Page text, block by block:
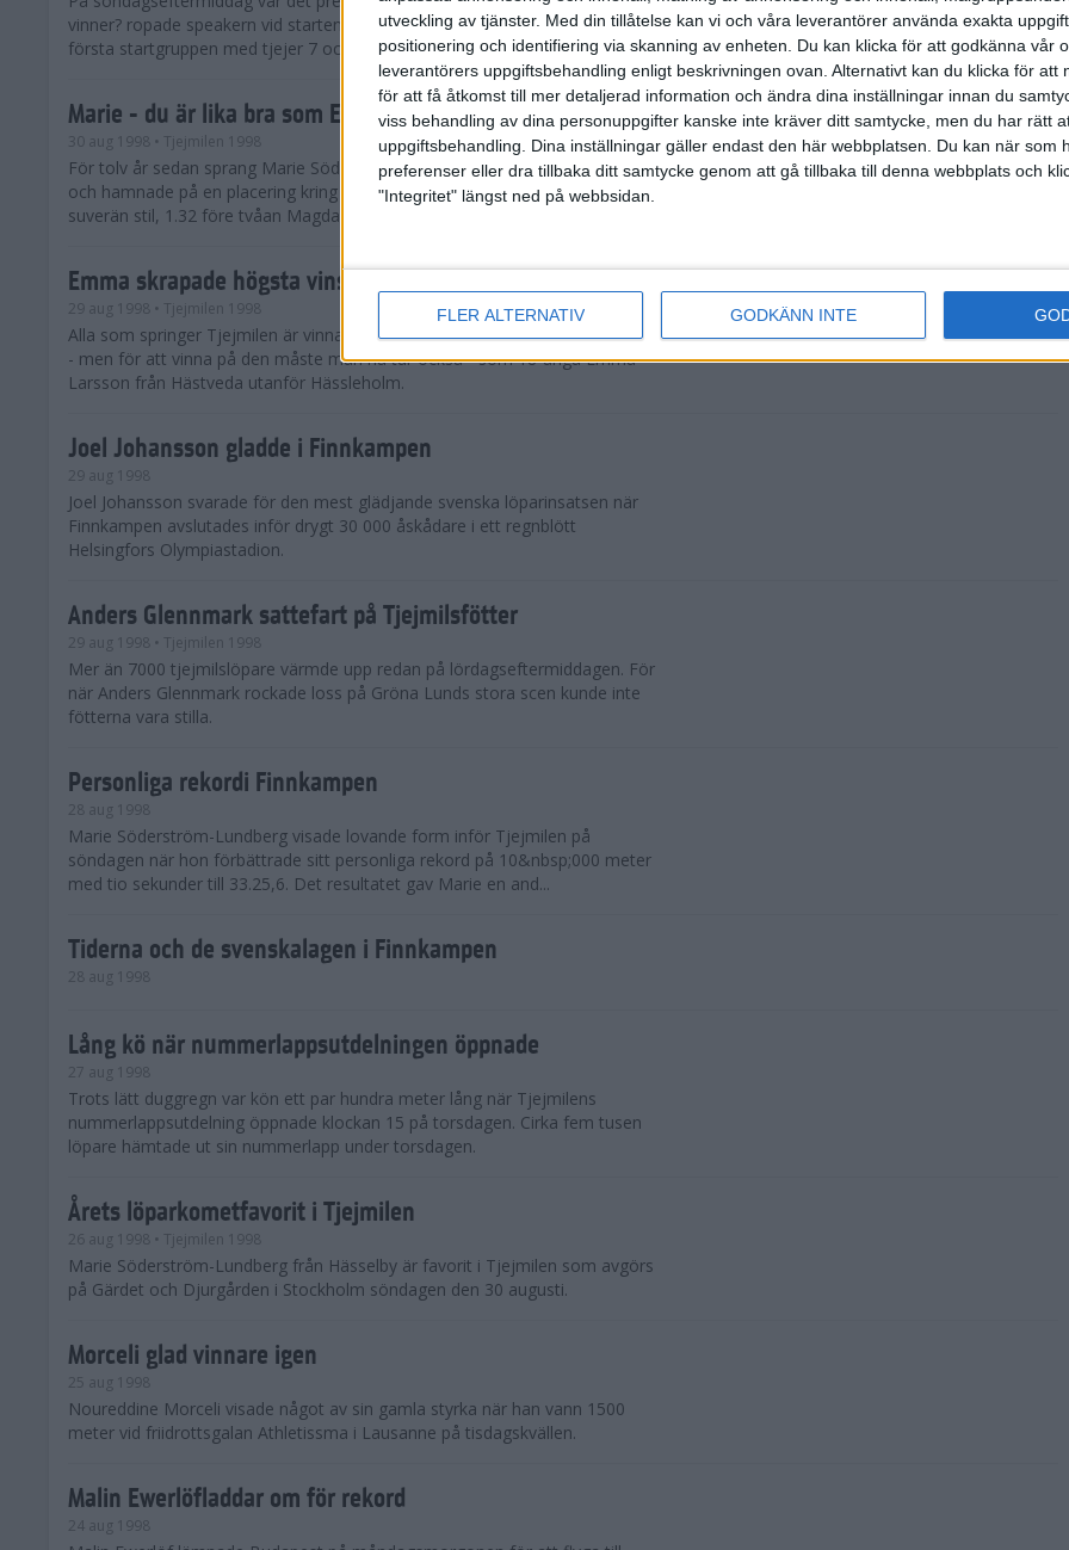
utveckling av tjänster. Med din tillåtelse kan vi och våra leverantörer använda exakta
positionering och identifiering via skanning av enheten. Du kan klicka för att godkänna vår
leverantörers uppgiftsbehandling enligt beskrivningen ovan. Alternativt kan du klicka för att
för att få åtkomst till mer detaljerad information och ändra dina inställningar innan du
viss behandling av dina personuppgifter kanske inte kräver ditt samtycke, men du har rätt
uppgiftsbehandling. Dina inställningar gäller endast den här webbplatsen. Du kan när som
preferenser eller dra tillbaka ditt samtycke genom att gå tillbaka till denna webbplats och
"Integritet" längst ned på webbsidan.
FLER ALTERNATIV GODKÄNN INTE
vinner? ropade speakern vid starten. - Alla, kom det utan någon tvekan från
första startgruppen med tjejer 7 och 8 år gaml...
Marie - du är lika bra som Evy!
30 aug 1998 • Tjejmilen 1998
För tolv år sedan sprang Marie Söderström Lundberg sitt första Tjejmilen
och hamnade på en placering kring 700. På söndagen vann hon Tjejmilen i
suverän stil, 1.32 före tvåan Magdalena Thorsell.
Emma skrapade högsta vinsten
29 aug 1998 • Tjejmilen 1998
Alla som springer Tjejmilen är vinnare heter det ju. Alla får också en Trisslott
- men för att vinna på den måste man ha tur också - som 18-åriga Emma
Larsson från Hästveda utanför Hässleholm.
Joel Johansson gladde i Finnkampen
29 aug 1998
Joel Johansson svarade för den mest glädjande svenska löparinsatsen när
Finnkampen avslutades inför drygt 30 000 åskådare i ett regnblött
Helsingfors Olympiastadion.
Anders Glennmark sattefart på Tjejmilsfötter
29 aug 1998 • Tjejmilen 1998
Mer än 7000 tjejmilslöpare värmde upp redan på lördagseftermiddagen. För
när Anders Glennmark rockade loss på Gröna Lunds stora scen kunde inte
fötterna vara stilla.
Personliga rekordi Finnkampen
28 aug 1998
Marie Söderström-Lundberg visade lovande form inför Tjejmilen på
söndagen när hon förbättrade sitt personliga rekord på 10&nbsp;000 meter
med tio sekunder till 33.25,6. Det resultatet gav Marie en and...
Tiderna och de svenskalagen i Finnkampen
28 aug 1998
Lång kö när nummerlappsutdelningen öppnade
27 aug 1998
Trots lätt duggregn var kön ett par hundra meter lång när Tjejmilens
nummerlappsutdelning öppnade klockan 15 på torsdagen. Cirka fem tusen
löpare hämtade ut sin nummerlapp under torsdagen.
Årets löparkometfavorit i Tjejmilen
26 aug 1998 • Tjejmilen 1998
Marie Söderström-Lundberg från Hässelby är favorit i Tjejmilen som avgörs
på Gärdet och Djurgården i Stockholm söndagen den 30 augusti.
Morceli glad vinnare igen
25 aug 1998
Noureddine Morceli visade något av sin gamla styrka när han vann 1500
meter vid friidrottsgalan Athletissma i Lausanne på tisdagskvällen.
Malin Ewerlöfladdar om för rekord
24 aug 1998